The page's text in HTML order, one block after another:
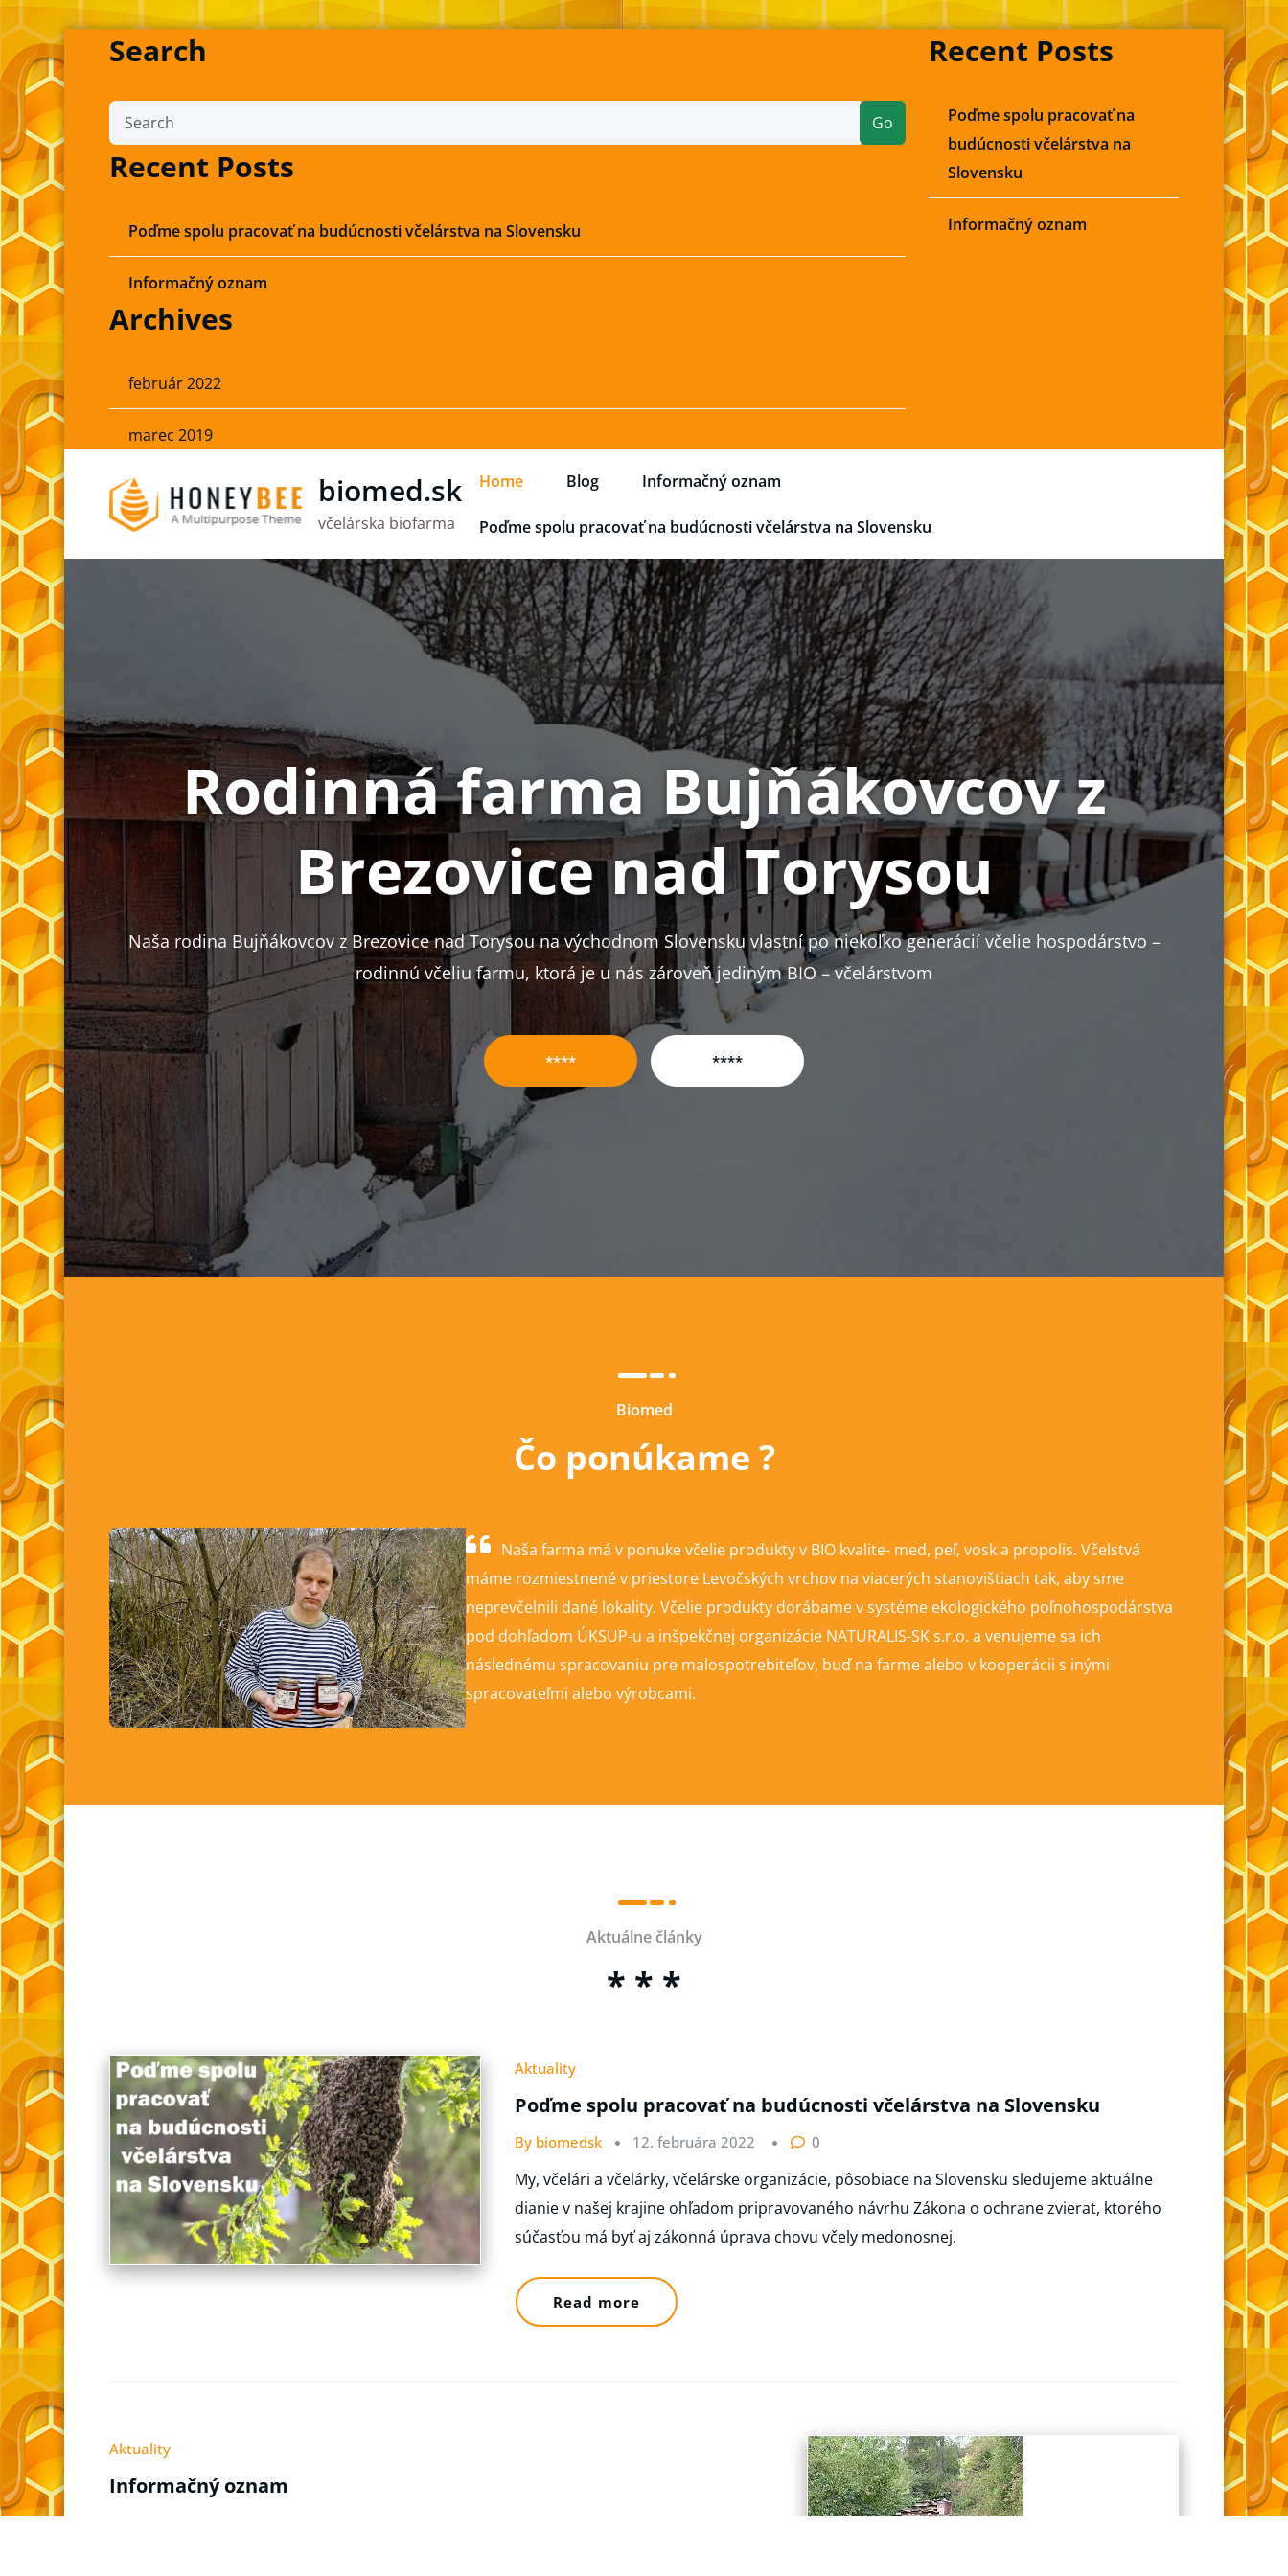
Skip
to
content
Search
Go
Recent Posts
Poďme spolu pracovať na budúcnosti včelárstva na Slovensku
Informačný oznam
Archives
február 2022
marec 2019
Recent Posts
Poďme spolu pracovať na
budúcnosti včelárstva na
Slovensku
Informačný oznam
biomed.sk
včelárska biofarma
Home Blog Informačný oznam
Poďme spolu pracovať na budúcnosti včelárstva na Slovensku
Rodinná farma Bujňákovcov z
Brezovice nad Torysou
Naša rodina Bujňákovcov z Brezovice nad Torysou na východnom Slovensku vlastní po niekoľko generácií včelie hospodárstvo –
rodinnú včeliu farmu, ktorá je u nás zároveň jediným BIO – včelárstvom
**** ****
Biomed
Čo ponúkame ?
Naša farma má v ponuke včelie produkty v BIO kvalite- med, peľ, vosk a propolis. Včelstvá
máme rozmiestnené v priestore Levočských vrchov na viacerých stanovištiach tak, aby sme
neprevčelnili dané lokality. Včelie produkty dorábame v systéme ekologického poľnohospodárstva
pod dohľadom ÚKSUP-u a inšpekčnej organizácie NATURALIS-SK s.r.o. a venujeme sa ich
následnému spracovaniu pre malospotrebiteľov, buď na farme alebo v kooperácii s inými
spracovateľmi alebo výrobcami.
Aktuálne články
* * *
Aktuality
Poďme spolu pracovať na budúcnosti včelárstva na Slovensku
By biomedsk 12. februára 2022 0
My, včelári a včelárky, včelárske organizácie, pôsobiace na Slovensku sledujeme aktuálne
dianie v našej krajine ohľadom pripravovaného návrhu Zákona o ochrane zvierat, ktorého
súčasťou má byť aj zákonná úprava chovu včely medonosnej.
Read more
Aktuality
Informačný oznam